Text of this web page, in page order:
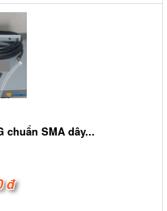
chuẩn SMA dây...
đ